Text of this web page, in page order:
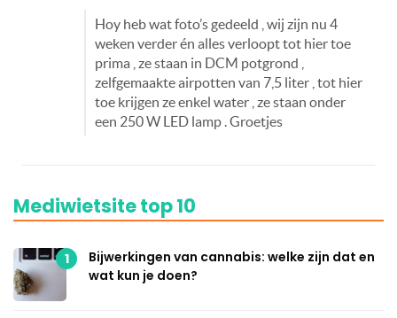
Hoy heb wat foto’s gedeeld , wij zijn nu 4
weken verder én alles verloopt tot hier toe
prima , ze staan in DCM potgrond ,
zelfgemaakte airpotten van 7,5 liter , tot hier
toe krijgen ze enkel water , ze staan onder
een 250 W LED lamp . Groetjes
Mediwietsite top 10
1
Bijwerkingen van cannabis: welke zijn dat en
wat kun je doen?